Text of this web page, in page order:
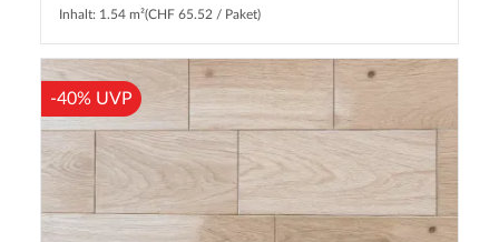
Inhalt: 1.54 m²(CHF 65.52 / Paket)
-40% UVP